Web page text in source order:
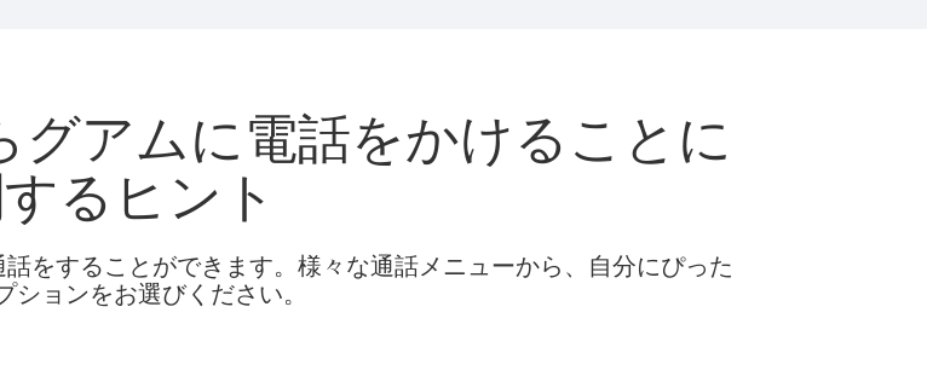
アムに電話をかけることに
るヒント
をすることができます。様々な通話メニューから、自分にぴった
ションをお選びください。